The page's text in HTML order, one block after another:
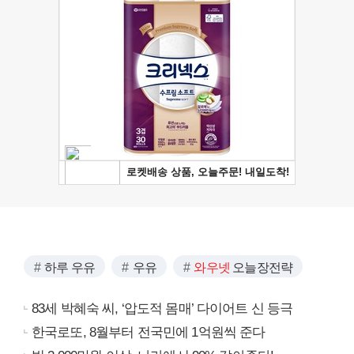
하루 우유 우유 와우넷 오늘장전략
83세 박혜숙 씨, ‘압도적 몸매’ 다이어트 신 등극
한국로또, 8월부터 전국민에 1억원씩 준다